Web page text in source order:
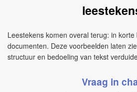
Leestekens komen overal terug: in
documenten. Deze voorbeelden laten
structuur en bedoeling van tekst
Vraag in